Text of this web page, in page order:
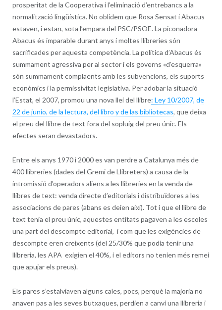
prosperitat de la Cooperativa i l’eliminació d’entrebancs a la
normalització lingüística. No oblidem que Rosa Sensat i Abacus
estaven, i estan, sota l’empara del PSC/PSOE. La piconadora
Abacus és imparable durant anys i moltes llibreries són
sacrificades per aquesta competència. La política d’Abacus és
summament agressiva per al sector i els governs «d’esquerra»
són summament complaents amb les subvencions, els suports
econòmics i la permissivitat legislativa. Per adobar la situació
l’Estat, el 2007, promou una nova llei del llibre: Ley 10/2007, de
22 de junio, de la lectura, del libro y de las bibliotecas, que deixa
el preu del llibre de text fora del sopluig del preu únic. Els
efectes seran devastadors.
Entre els anys 1970 i 2000 es van perdre a Catalunya més de
400 llibreries (dades del Gremi de Llibreters) a causa de la
intromissió d’operadors aliens a les llibreries en la venda de
llibres de text: venda directe d’editorials i distribuïdores a les
associacions de pares (abans es deien així). Tot i que el llibre de
text tenia el preu únic, aquestes entitats pagaven a les escoles
una part del descompte editorial, i com que les exigències de
descompte eren creixents (del 25/30% que podia tenir una
llibreria, les APA exigien el 40%, i el editors no tenien més remei
que apujar els preus).
Els pares s’estalviaven alguns cales, pocs, perquè la majoria no
anaven pas a les seves butxaques, perdien a canvi una llibreria i